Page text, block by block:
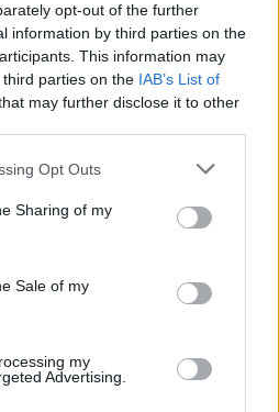
opt-out of the further
information by third parties on the
This information may
parties on the IAB’s List of
may further disclose it to other
Opt Outs
Sharing of my
Sale of my
my
Advertising.
per sostituire i ministri
lavoro del governo. “Una tabella di
resa nota nei prossimi giorni” ha
se l’ipotesi più accreditata è quella
come ha ribadito il totale appoggio
dell’Ucraina e della loro
Ma ha anche ribadito che “c’è
abbia cercato di convincere i
di leadership in questo momento
ha anche puntualizzato che “in
Johnson è “triste di lasciare il
ringraziato il suo staff, la sua
britannico, a cui ha detto che “il